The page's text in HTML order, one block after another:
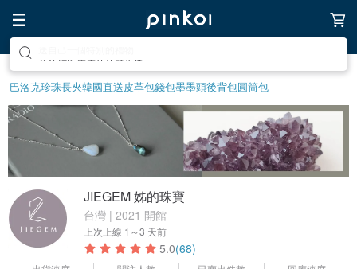
巴洛克珍珠長夾韓國直送皮革包錢包墨墨頭後背包圓筒包
JIEGEM 姊的珠寶
台灣 | 2021 開館
上次上線 1～3 天前
5.0(68)